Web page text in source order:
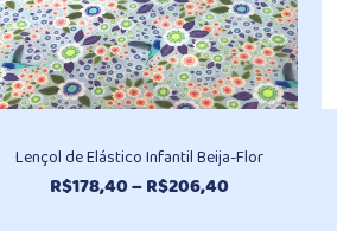
Lençol de Elástico Infantil Beija-Flor
R$178,40–R$206,40Faixa